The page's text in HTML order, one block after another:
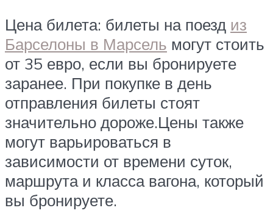
Цена билета: билеты на поезд из
Барселоны в Марсель могут стоить
от 35 евро, если вы бронируете
заранее. При покупке в день
отправления билеты стоят
значительно дороже.Цены также
могут варьироваться в
зависимости от времени суток,
маршрута и класса вагона, который
вы бронируете.